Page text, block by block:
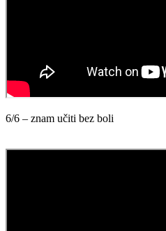
6/6 – znam učiti bez boli